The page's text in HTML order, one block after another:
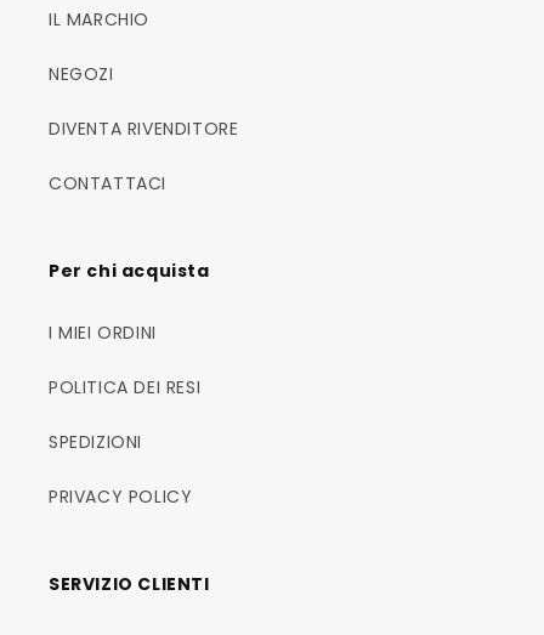
IL MARCHIO
NEGOZI
DIVENTA RIVENDITORE
CONTATTACI
Per chi acquista
I MIEI ORDINI
POLITICA DEI RESI
SPEDIZIONI
PRIVACY POLICY
SERVIZIO CLIENTI